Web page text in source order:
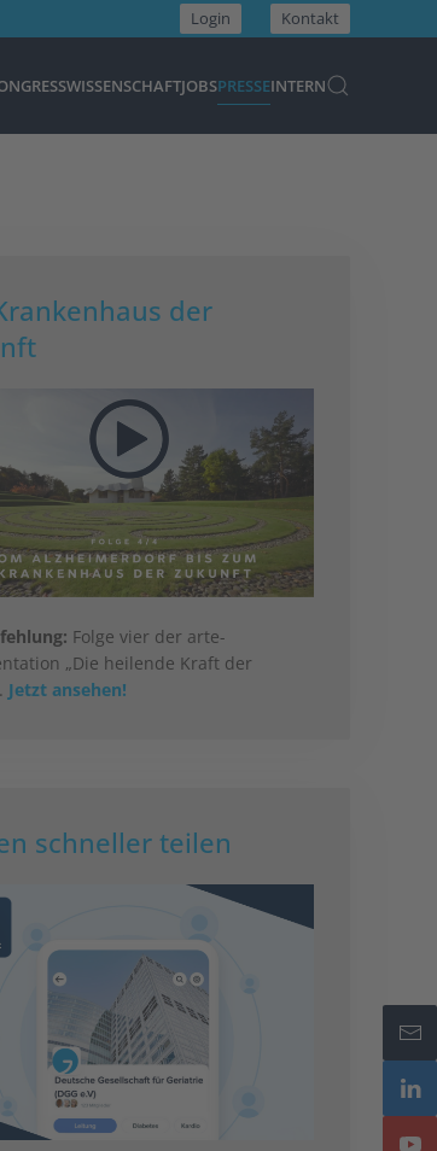
Login Kontakt
WISSENSCHAFTJOBSPRESSEINTERN
der
Folge vier der arte-
„Die heilende Kraft der
Jetzt ansehen!
schneller teilen